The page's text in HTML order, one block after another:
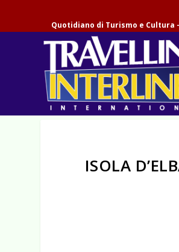
Quotidiano di Turismo e Cultura -
ISOLA